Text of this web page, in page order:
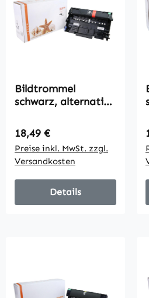
Bildtrommel
schwarz, alternativ
12000 Seiten
Regulärer Preis:
18,49 €
Preise inkl. MwSt. zzgl.
Versandkosten
Details